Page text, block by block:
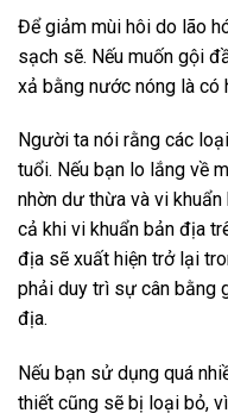
Để giảm mùi hôi do lão
sạch sẽ. Nếu muốn gội
xả bằng nước nóng là có
Người ta nói rằng các
tuổi. Nếu bạn lo lắng về
nhờn dư thừa và vi
cả khi vi khuẩn bản địa
địa sẽ xuất hiện trở lại
phải duy trì sự cân bằng
địa.
Nếu bạn sử dụng quá
thiết cũng sẽ bị loại bỏ,